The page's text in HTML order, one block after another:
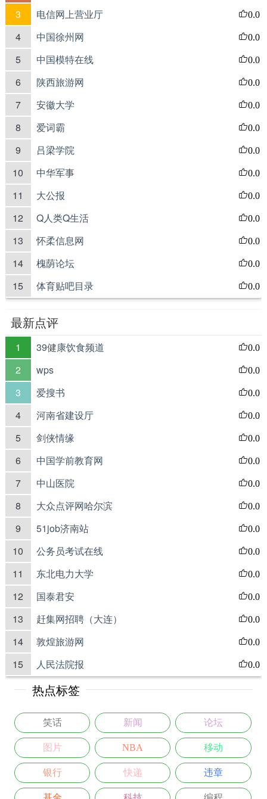
3 电信网上营业厅 0.0
4 中国徐州网 0.0
5 中国模特在线 0.0
6 陕西旅游网 0.0
7 安徽大学 0.0
8 爱词霸 0.0
9 吕梁学院 0.0
10 中华军事 0.0
11 大公报 0.0
12 Q人类Q生活 0.0
13 怀柔信息网 0.0
14 槐荫论坛 0.0
15 体育贴吧目录 0.0
最新点评
1 39健康饮食频道 0.0
2 wps 0.0
3 爱搜书 0.0
4 河南省建设厅 0.0
5 剑侠情缘 0.0
6 中国学前教育网 0.0
7 中山医院 0.0
8 大众点评网哈尔滨 0.0
9 51job济南站 0.0
10 公务员考试在线 0.0
11 东北电力大学 0.0
12 国泰君安 0.0
13 赶集网招聘（大连） 0.0
14 敦煌旅游网 0.0
15 人民法院报 0.0
热点标签
笑话 新闻 论坛
图片 NBA 移动
银行 快递 违章